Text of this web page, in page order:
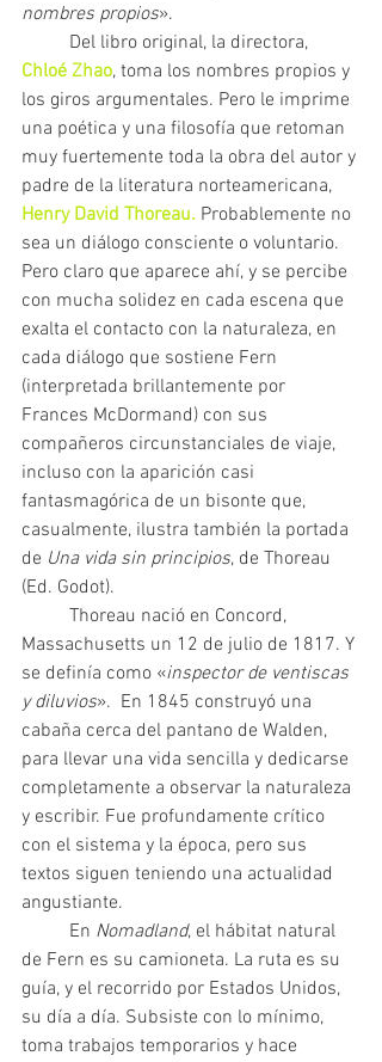
nombres propios
	Del libro original, la directora,
Chloé Zhao, toma los nombres propios y
los giros argumentales. Pero le imprime
una poética y una filosofía que retoman
muy fuertemente toda la obra del autor y
padre de la literatura norteamericana,
Henry David Thoreau. Probablemente no
sea un diálogo consciente o voluntario.
Pero claro que aparece ahí, y se percibe
con mucha solidez en cada escena que
exalta el contacto con la naturaleza, en
cada diálogo que sostiene Fern
(interpretada brillantemente por
Frances McDormand) con sus
compañeros circunstanciales de viaje,
incluso con la aparición casi
fantasmagórica de un bisonte que,
casualmente, ilustra también la portada
de Una vida sin principios, de Thoreau
Massachusetts un 12 de julio de 1817. Y
se definía como «inspector de ventiscas
y diluvios».  En 1845 construyó una
cabaña cerca del pantano de Walden,
para llevar una vida sencilla y dedicarse
completamente a observar la naturaleza
y escribir. Fue profundamente crítico
con el sistema y la época, pero sus
textos siguen teniendo una actualidad
	En
Nomadland, el hábitat natural
de Fern es su camioneta. La ruta es su
guía, y el recorrido por Estados Unidos,
su día a día. Subsiste con lo mínimo,
toma trabajos temporarios y hace